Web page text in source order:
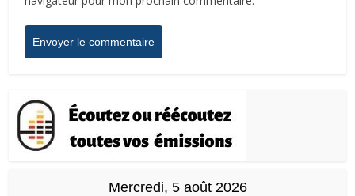
Mercredi, 5 août 2026